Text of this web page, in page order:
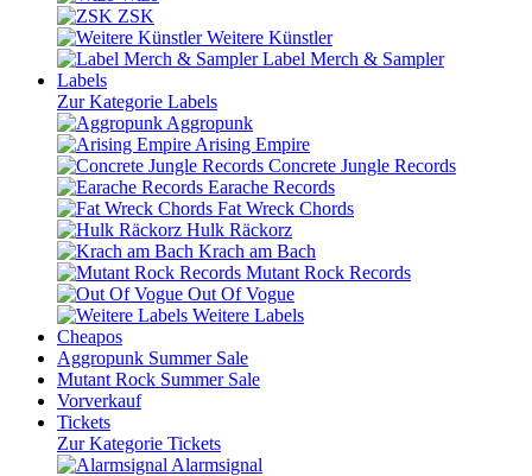
ZSK
Weitere Künstler
Label Merch & Sampler
Labels
Zur Kategorie Labels
Aggropunk
Arising Empire
Concrete Jungle Records
Earache Records
Fat Wreck Chords
Hulk Räckorz
Krach am Bach
Mutant Rock Records
Out Of Vogue
Weitere Labels
Cheapos
Aggropunk Summer Sale
Mutant Rock Summer Sale
Vorverkauf
Tickets
Zur Kategorie Tickets
Alarmsignal